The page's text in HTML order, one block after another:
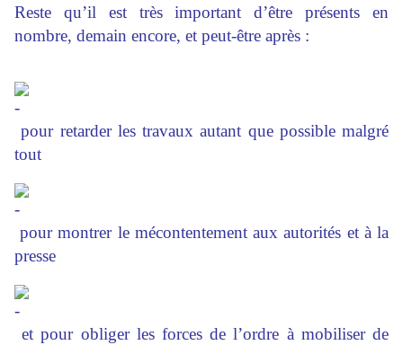
Reste qu’il est très important d’être présents en
nombre, demain encore, et peut-être après :
pour retarder les travaux autant que possible malgré
tout
pour montrer le mécontentement aux autorités et à la
presse
et pour obliger les forces de l’ordre à mobiliser de